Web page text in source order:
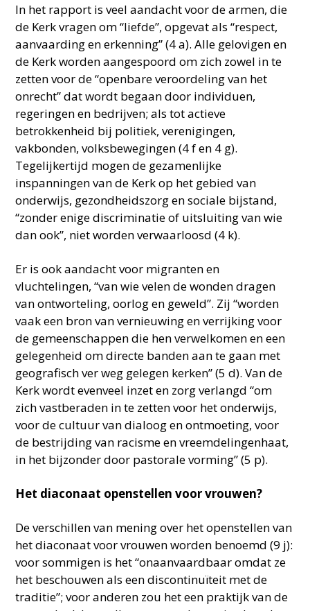
In het rapport is veel aandacht voor de armen, die
de Kerk vragen om “liefde”, opgevat als “respect,
aanvaarding en erkenning” (4 a). Alle gelovigen en
de Kerk worden aangespoord om zich zowel in te
zetten voor de “openbare veroordeling van het
onrecht” dat wordt begaan door individuen,
regeringen en bedrijven; als tot actieve
betrokkenheid bij politiek, verenigingen,
vakbonden, volksbewegingen (4 f en 4 g).
Tegelijkertijd mogen de gezamenlijke
inspanningen van de Kerk op het gebied van
onderwijs, gezondheidszorg en sociale bijstand,
“zonder enige discriminatie of uitsluiting van wie
dan ook”, niet worden verwaarloosd (4 k).
Er is ook aandacht voor migranten en
vluchtelingen, “van wie velen de wonden dragen
van ontworteling, oorlog en geweld”. Zij “worden
vaak een bron van vernieuwing en verrijking voor
de gemeenschappen die hen verwelkomen en een
gelegenheid om directe banden aan te gaan met
geografisch ver weg gelegen kerken” (5 d). Van de
Kerk wordt evenveel inzet en zorg verlangd “om
zich vastberaden in te zetten voor het onderwijs,
voor de cultuur van dialoog en ontmoeting, voor
de bestrijding van racisme en vreemdelingenhaat,
in het bijzonder door pastorale vorming” (5 p).
Het diaconaat openstellen voor vrouwen?
De verschillen van mening over het openstellen van
het diaconaat voor vrouwen worden benoemd (9 j):
voor sommigen is het “onaanvaardbaar omdat ze
het beschouwen als een discontinuïteit met de
traditie”; voor anderen zou het een praktijk van de